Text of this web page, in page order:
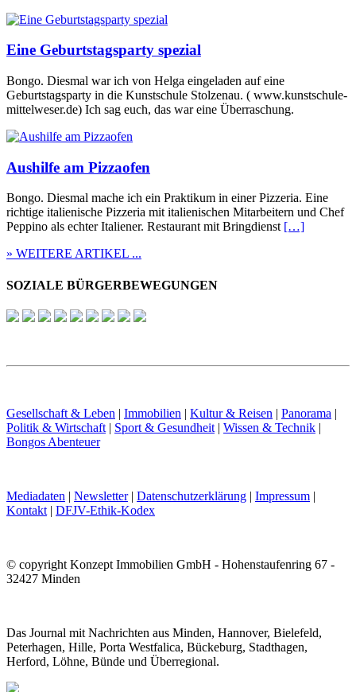
Eine Geburtstagsparty spezial
Bongo. Diesmal war ich von Helga eingeladen auf eine
Geburtstagsparty in die Kunstschule Stolzenau. ( www.kunstschule-
mittelweser.de) Ich sag euch, das war eine Überraschung.
Aushilfe am Pizzaofen
Bongo. Diesmal mache ich ein Praktikum in einer Pizzeria. Eine
richtige italienische Pizzeria mit italienischen Mitarbeitern und Chef
Peppino als echter Italiener. Restaurant mit Bringdienst […]
» WEITERE ARTIKEL ...
SOZIALE BÜRGERBEWEGUNGEN
Gesellschaft & Leben | Immobilien | Kultur & Reisen | Panorama |
Politik & Wirtschaft | Sport & Gesundheit | Wissen & Technik |
Bongos Abenteuer
Mediadaten | Newsletter| Datenschutzerklärung | Impressum |
Kontakt | DFJV-Ethik-Kodex
© copyright Konzept Immobilien GmbH - Hohenstaufenring 67 -
32427 Minden
Das Journal mit Nachrichten aus Minden, Hannover, Bielefeld,
Peterhagen, Hille, Porta Westfalica, Bückeburg, Stadthagen,
Herford, Löhne, Bünde und Überregional.